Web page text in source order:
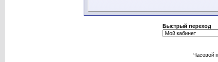
Быстрый переход
Часовой